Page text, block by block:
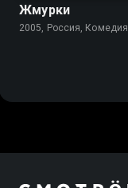
Жмурки
2005, Россия, Комедия